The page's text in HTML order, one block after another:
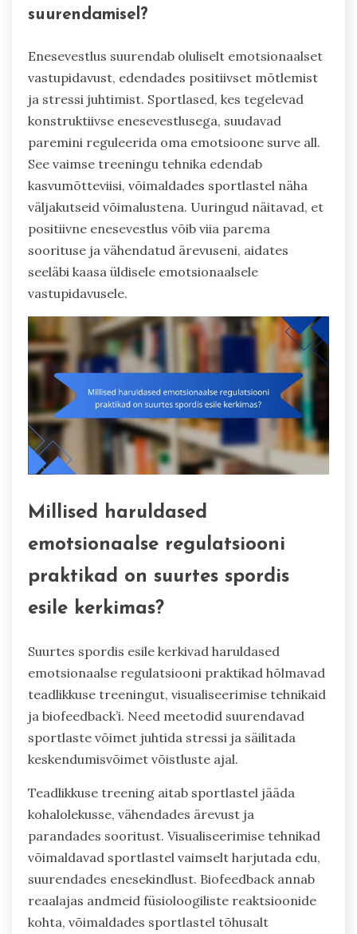
suurendamisel?
Enesevestlus suurendab oluliselt emotsionaalset
vastupidavust, edendades positiivset mõtlemist
ja stressi juhtimist. Sportlased, kes tegelevad
konstruktiivse enesevestlusega, suudavad
paremini reguleerida oma emotsioone surve all.
See vaimse treeningu tehnika edendab
kasvumõtteviisi, võimaldades sportlastel näha
väljakutseid võimalustena. Uuringud näitavad, et
positiivne enesevestlus võib viia parema
soorituse ja vähendatud ärevuseni, aidates
seeläbi kaasa üldisele emotsionaalsele
vastupidavusele.
Millised haruldased
emotsionaalse regulatsiooni
praktikad on suurtes spordis
esile kerkimas?
Suurtes spordis esile kerkivad haruldased
emotsionaalse regulatsiooni praktikad hõlmavad
teadlikkuse treeningut, visualiseerimise tehnikaid
ja biofeedback’i. Need meetodid suurendavad
sportlaste võimet juhtida stressi ja säilitada
keskendumisvõimet võistluste ajal.
Teadlikkuse treening aitab sportlastel jääda
kohalolekusse, vähendades ärevust ja
parandades sooritust. Visualiseerimise tehnikad
võimaldavad sportlastel vaimselt harjutada edu,
suurendades enesekindlust. Biofeedback annab
reaalajas andmeid füsioloogiliste reaktsioonide
kohta, võimaldades sportlastel tõhusalt